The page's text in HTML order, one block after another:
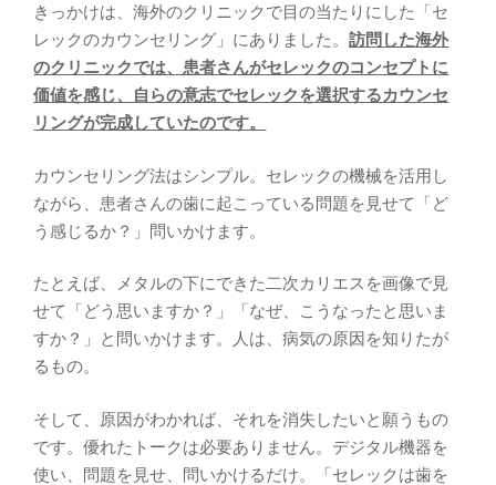
きっかけは、海外のクリニックで目の当たりにした「セ
レックのカウンセリング」にありました。訪問した海外
のクリニックでは、患者さんがセレックのコンセプトに
価値を感じ、自らの意志でセレックを選択するカウンセ
リングが完成していたのです。
カウンセリング法はシンプル。セレックの機械を活用し
ながら、患者さんの歯に起こっている問題を見せて「ど
う感じるか？」問いかけます。
たとえば、メタルの下にできた二次カリエスを画像で見
せて「どう思いますか？」「なぜ、こうなったと思いま
すか？」と問いかけます。人は、病気の原因を知りたが
るもの。
そして、原因がわかれば、それを消失したいと願うもの
です。優れたトークは必要ありません。デジタル機器を
使い、問題を見せ、問いかけるだけ。「セレックは歯を